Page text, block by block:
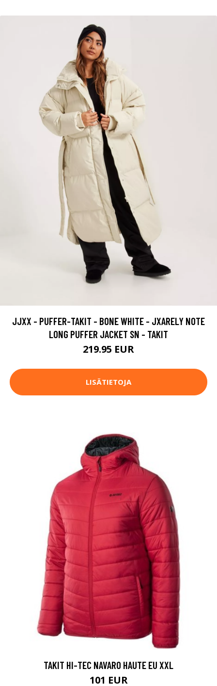
JJXX - PUFFER-TAKIT - BONE WHITE - JXARELY NOTE
LONG PUFFER JACKET SN - TAKIT
219.95 EUR
LISÄTIETOJA
TAKIT HI-TEC NAVARO HAUTE EU XXL
101 EUR